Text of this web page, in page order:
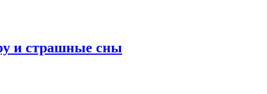
и страшные сны